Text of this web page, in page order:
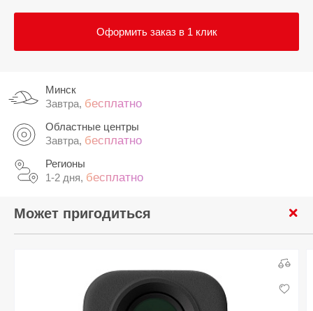
Оформить заказ в 1 клик
Минск
Завтра, бесплатно
Областные центры
Завтра, бесплатно
Регионы
1-2 дня, бесплатно
Может пригодиться